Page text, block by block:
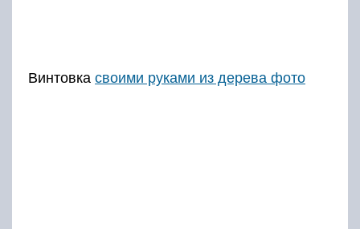
Винтовка своими руками из дерева фото